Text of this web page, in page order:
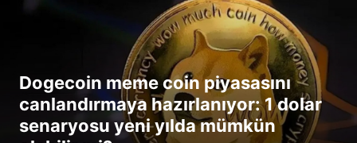
Dogecoin meme coin piyasasını
canlandırmaya hazırlanıyor: 1 dolar
senaryosu yeni yılda mümkün